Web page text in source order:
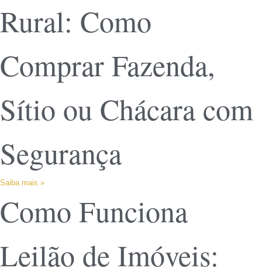
Rural: Como
Comprar Fazenda,
Sítio ou Chácara com
Segurança
Saiba mais »
Como Funciona
Leilão de Imóveis: